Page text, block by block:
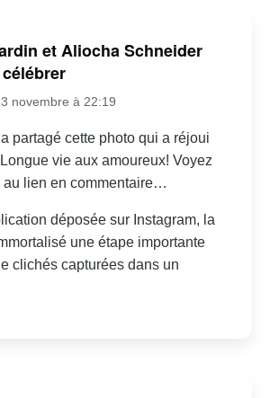
et Aliocha Schneider
novembre à 22:19
partagé cette photo qui a réjoui
Longue vie aux amoureux! Voyez
au lien en commentaire…
déposée sur Instagram, la
une étape importante
clichés capturées dans un